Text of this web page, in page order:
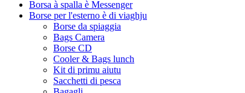
Borsa à spalla è Messenger
Borse per l'esterno è di viaghju
Borse da spiaggia
Bags Camera
Borse CD
Cooler & Bags lunch
Kit di primu aiutu
Sacchetti di pesca